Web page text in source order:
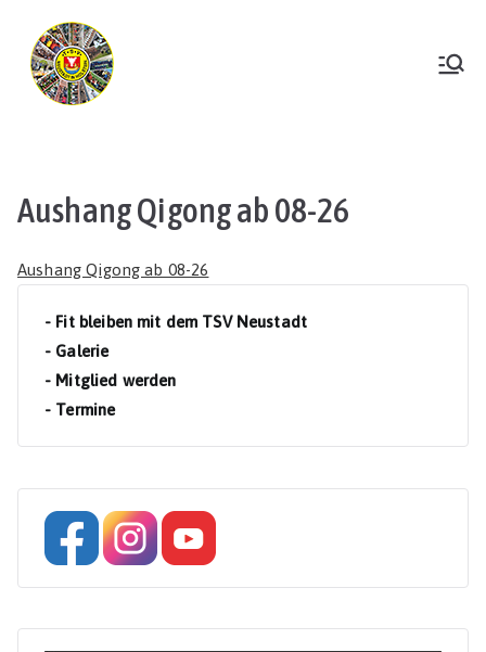
Inhalt
springen
Aushang Qigong ab 08-26
Aushang Qigong ab 08-26
- Fit bleiben mit dem TSV Neustadt
- Galerie
- Mitglied werden
- Termine